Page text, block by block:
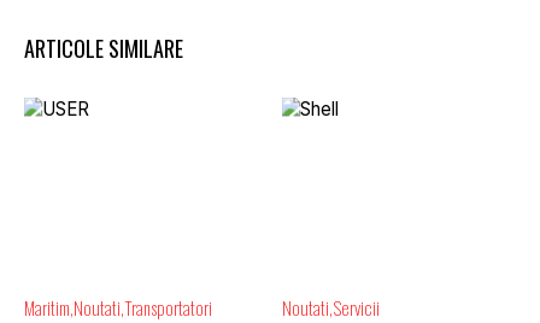
ARTICOLE SIMILARE
Maritim NoutatiTransportatori Noutati Servicii